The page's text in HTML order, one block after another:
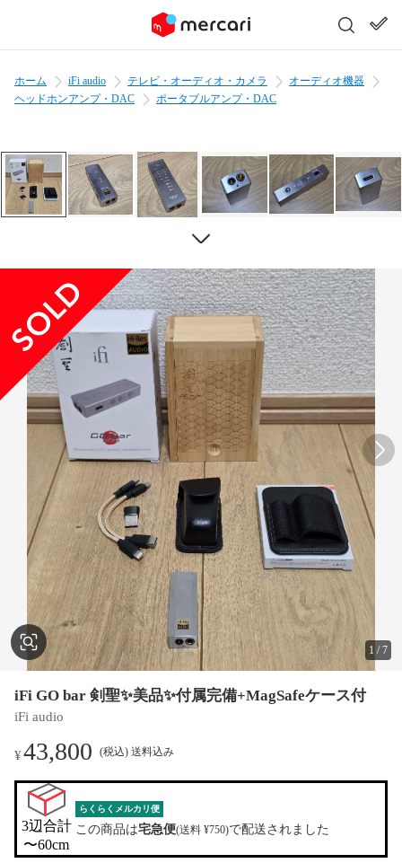
ホーム iFi audio テレビ・オーディオ・カメラ
オーディオ機器
ヘッドホンアンプ・DAC
ポータブルアンプ・DAC
1 /7
iFi GO bar 剣聖✨️美品✨️付属完備+MagSafeケース付
iFi audio
¥43,800 (税込) 送料込み
3辺合計
〜60cm
らくらくメルカリ便
この商品は宅急便(送料 ¥750)で配送されました